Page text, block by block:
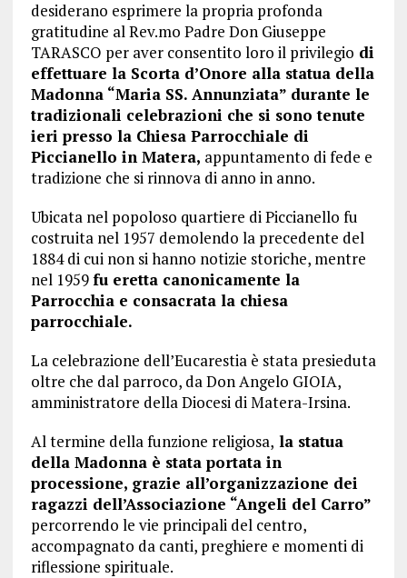
desiderano esprimere la propria profonda
gratitudine al Rev.mo Padre Don Giuseppe
TARASCO per aver consentito loro il privilegio di
effettuare la Scorta d’Onore alla statua della
Madonna “Maria SS. Annunziata” durante le
tradizionali celebrazioni che si sono tenute
ieri presso la Chiesa Parrocchiale di
Piccianello in Matera, appuntamento di fede e
tradizione che si rinnova di anno in anno.
Ubicata nel popoloso quartiere di Piccianello fu
costruita nel 1957 demolendo la precedente del
1884 di cui non si hanno notizie storiche, mentre
nel 1959fu eretta canonicamente la
Parrocchia e consacrata la chiesa
parrocchiale.
La celebrazione dell’Eucarestia è stata presieduta
oltre che dal parroco, da Don Angelo GIOIA,
amministratore della Diocesi di Matera-Irsina.
Al termine della funzione religiosa, la statua
della Madonna è stata portata in
processione, grazie all’organizzazione dei
ragazzi dell’Associazione “Angeli del Carro”
percorrendo le vie principali del centro,
accompagnato da canti, preghiere e momenti di
riflessione spirituale.